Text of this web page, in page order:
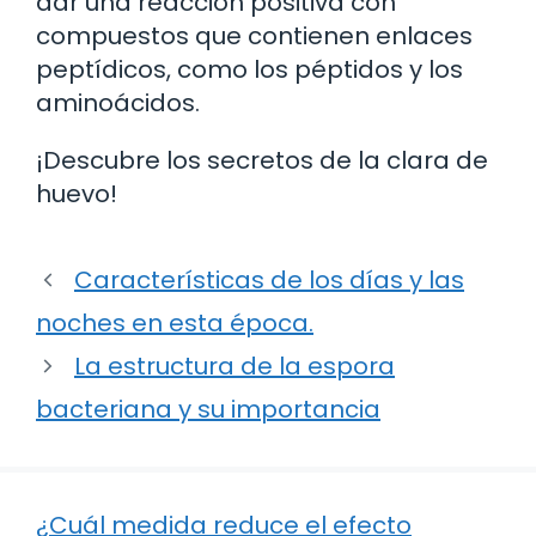
compuestos que contienen enlaces
peptídicos, como los péptidos y los
aminoácidos.
¡Descubre los secretos de la clara de
huevo!
Características de los días y las
noches en esta época.
La estructura de la espora
bacteriana y su importancia
¿Cuál medida reduce el efecto